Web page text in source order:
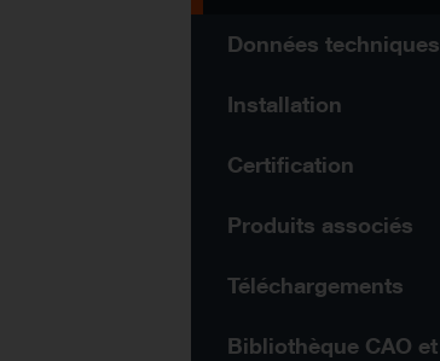
Données techniques
Installation
Certification
Produits associés
Téléchargements